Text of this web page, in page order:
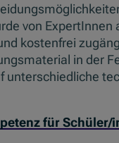
von ExpertInnen
kostenfrei
in der
unterschiedliche
für Schüler/